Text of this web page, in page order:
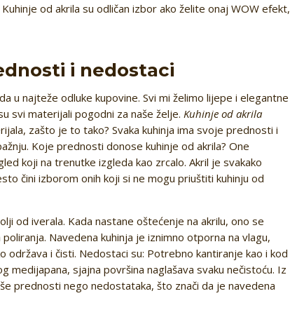
od akrila su odličan izbor ako želite onaj WOW efekt,
i nedostaci
u najteže odluke kupovine. Svi mi želimo lijepe i elegantne
svi materijali pogodni za naše želje. Kuhinje od akrila
zašto je to tako? Svaka kuhinja ima svoje prednosti i
Koje prednosti donose kuhinje od akrila? One
koji na trenutke izgleda kao zrcalo. Akril je svakako
čini izborom onih koji si ne mogu priuštiti kuhinju od
od iverala. Kada nastane oštećenje na akrilu, ono se
Navedena kuhinja je iznimno otporna na vlagu,
i čisti. Nedostaci su: Potrebno kantiranje kao i kod
medijapana, sjajna površina naglašava svaku nečistoću. Iz
prednosti nego nedostataka, što znači da je navedena